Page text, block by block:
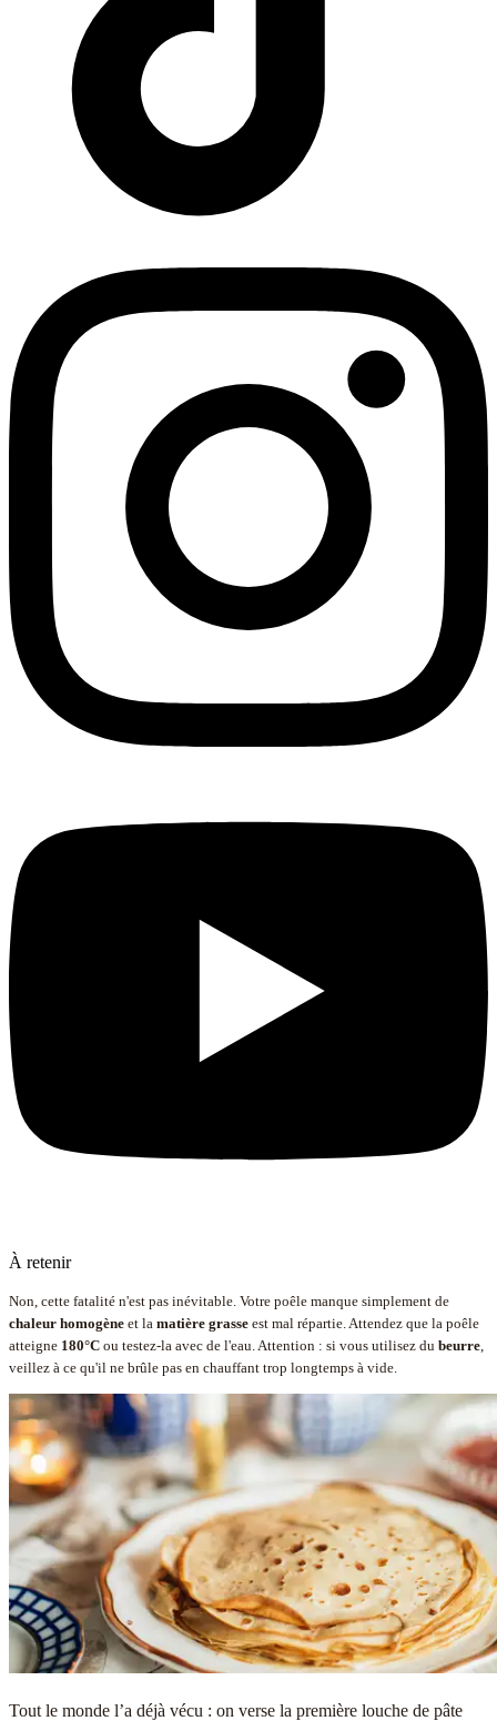
À retenir
Non, cette fatalité n'est pas inévitable. Votre poêle manque simplement de
chaleur homogène et la matière grasse est mal répartie. Attendez que la poêle
atteigne 180°C ou testez-la avec de l'eau. Attention : si vous utilisez du beurre
veillez à ce qu'il ne brûle pas en chauffant trop longtemps à vide.
Tout le monde l’a déjà vécu : on verse la première louche de pâte